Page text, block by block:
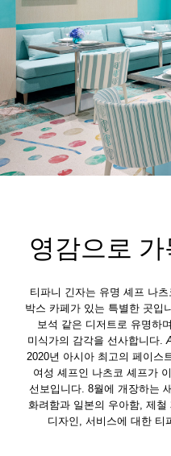
영감으로
티파니 긴자는 유명 셰프 나
박스 카페가 있는 특별한 곳입
보석 같은 디저트로 유명하
미식가의 감각을 선사합니다.
2020년 아시아 최고의 페이스
여성 셰프인 나츠코 셰프가
선보입니다. 8월에 개장하는
화려함과 일본의 우아함, 제
디자인, 서비스에 대한 티